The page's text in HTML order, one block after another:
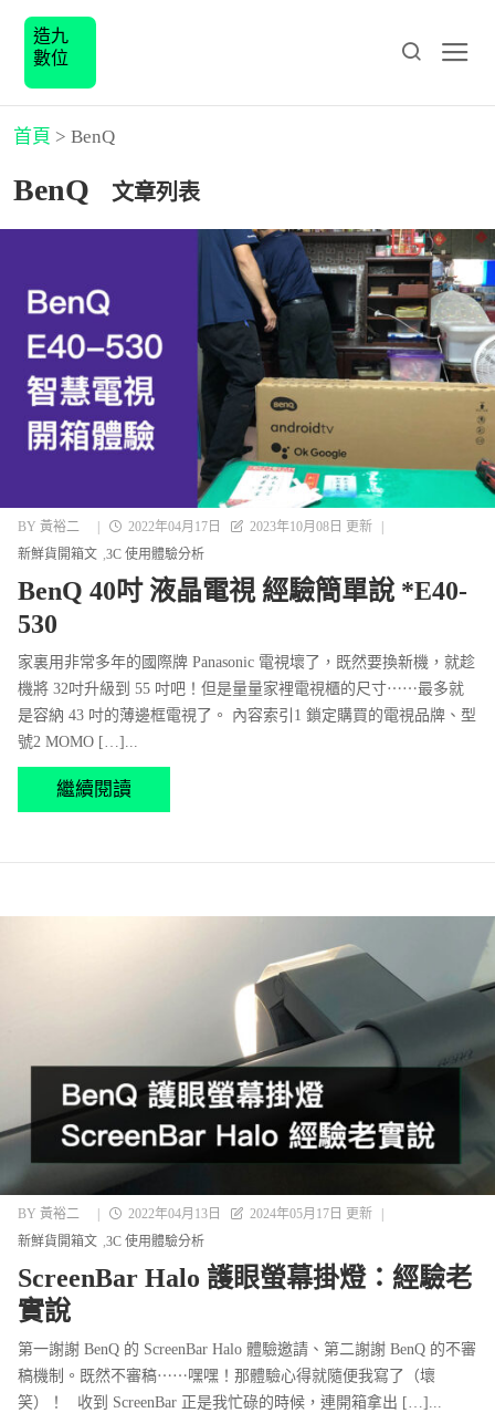
造九
數位
首頁 > BenQ
BenQ 文章列表
BY 黃裕二 2022年04月17日 2023年10月08日 更新
新鮮貨開箱文 3C 使用體驗分析
BenQ 40吋 液晶電視 經驗簡單說 *E40-
530
家裏用非常多年的國際牌 Panasonic 電視壞了，既然要換新機，就趁
機將 32吋升級到 55 吋吧！但是量量家裡電視櫃的尺寸⋯⋯最多就
是容納 43 吋的薄邊框電視了。 內容索引1 鎖定購買的電視品牌、型
號2 MOMO […]...
繼續閱讀
BY 黃裕二 2022年04月13日 2024年05月17日 更新
新鮮貨開箱文 3C 使用體驗分析
ScreenBar Halo 護眼螢幕掛燈：經驗老
實說
第一謝謝 BenQ 的 ScreenBar Halo 體驗邀請、第二謝謝 BenQ 的不審
稿機制。既然不審稿⋯⋯嘿嘿！那體驗心得就隨便我寫了（壞
笑）！ 收到 ScreenBar 正是我忙碌的時候，連開箱拿出 […]...